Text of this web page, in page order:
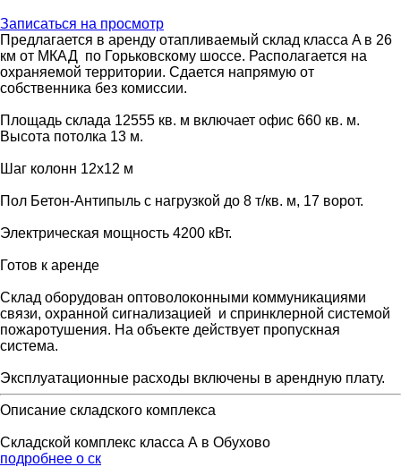
Записаться на просмотр
Предлагается в аренду отапливаемый склад класса A в 26
км от МКАД по Горьковскому шоссе. Располагается на
охраняемой территории. Сдается напрямую от
собственника без комиссии.
Площадь склада 12555 кв. м включает офис 660 кв. м.
Высота потолка 13 м.
Шаг колонн 12х12 м
Пол Бетон-Антипыль с нагрузкой до 8 т/кв. м, 17 ворот.
Электрическая мощность 4200 кВт.
Готов к аренде
Склад оборудован оптоволоконными коммуникациями
связи, охранной сигнализацией и спринклерной системой
пожаротушения. На объекте действует пропускная
система.
Эксплуатационные расходы включены в арендную плату.
Описание складского комплекса
Складской комплекс класса А в Обухово
подробнее о ск